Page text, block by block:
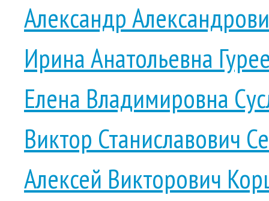
Александр
Ирина Анатольевна
Елена Владимировна
Виктор Станиславович
Алексей Викторович